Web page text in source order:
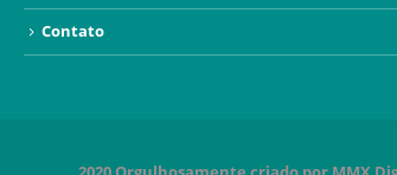
Contato